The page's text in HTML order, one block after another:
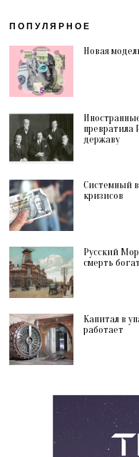
ПОПУЛЯРНОЕ
Новая
превратила
державу
Системный
кризисов
Русский
смерть
Капитал в
работает